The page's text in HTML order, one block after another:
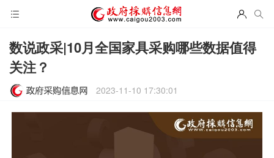
数说政采|10月全国家具采购哪些数据值得
关注？
2023-11-10 17:30:01